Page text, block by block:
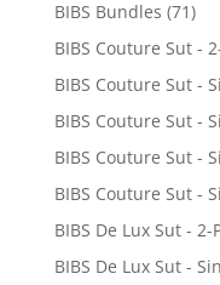
BIBS Bundles (71)
BIBS Couture Sut -
BIBS Couture Sut -
BIBS Couture Sut -
BIBS Couture Sut -
BIBS Couture Sut -
BIBS De Lux Sut -
BIBS De Lux Sut -